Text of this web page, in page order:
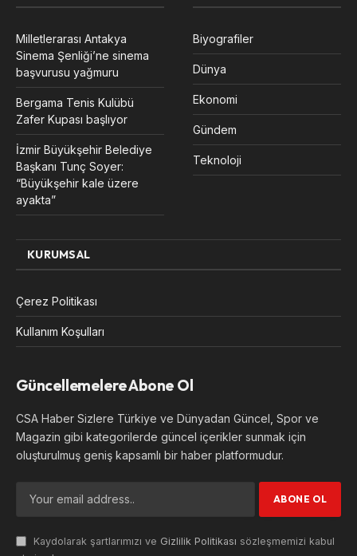
Milletlerarası Antakya
Sinema Şenliği’ne sinema
başvurusu yağmuru
Bergama Tenis Kulübü
Zafer Kupası başlıyor
İzmir Büyükşehir Belediye
Başkanı Tunç Soyer:
“Büyükşehir kale üzere
ayakta”
Biyografiler
Dünya
Ekonomi
Gündem
Teknoloji
KURUMSAL
Çerez Politikası
Kullanım Koşulları
Güncellemelere Abone Ol
CSA Haber Sizlere Türkiye ve Dünyadan Güncel, Spor ve
Magazin gibi kategorilerde güncel içerikler sunmak için
oluşturulmuş geniş kapsamlı bir haber platformudur.
Kaydolarak şartlarımızı ve Gizlilik Politikası sözleşmemizi kabul